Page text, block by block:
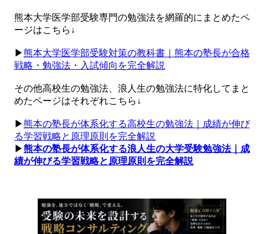
熊本大学医学部受験専門の勉強法を網羅的にまとめたペ
ージはこちら↓
▶︎熊本大学医学部受験対策の教科書｜熊本の塾長が合格
戦略・勉強法・入試傾向を完全解説
その他高校生の勉強法、浪人生の勉強法に特化してまと
めたページはそれぞれこちら↓
▶︎熊本の塾長が体系化する高校生の勉強法｜成績が伸び
る学習戦略と原理原則を完全解説
▶︎熊本の塾長が体系化する浪人生の大学受験勉強法｜成
績が伸びる学習戦略と原理原則を完全解説